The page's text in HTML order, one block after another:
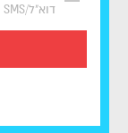
דוא"ל/SMS על משחקים בחו"ל